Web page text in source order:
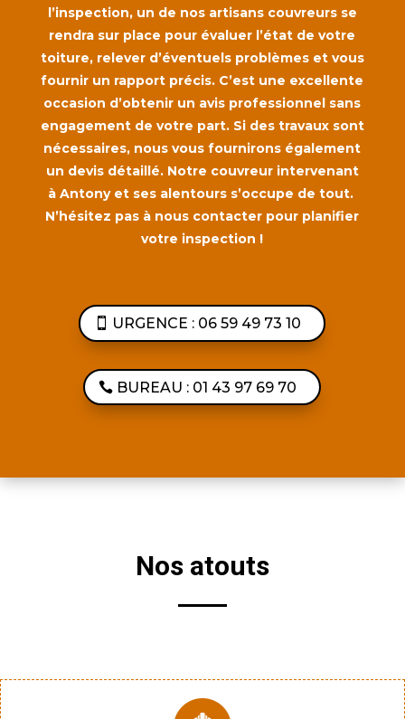
l’inspection, un de nos artisans couvreurs se
rendra sur place pour évaluer l’état de votre
toiture, relever d’éventuels problèmes et vous
fournir un rapport précis. C’est une excellente
occasion d’obtenir un avis professionnel sans
engagement de votre part. Si des travaux sont
nécessaires, nous vous fournirons également
un devis détaillé. Notre couvreur intervenant
à Antonyet ses alentours s’occupe de tout.
N’hésitez pas à nous contacter pour planifier
votre inspection !
URGENCE : 06 59 49 73 10
BUREAU : 01 43 97 69 70
Nos atouts